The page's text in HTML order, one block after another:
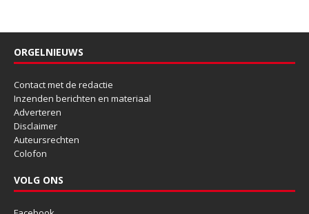
ORGELNIEUWS
Contact met de redactie
Inzenden berichten en materiaal
Adverteren
Disclaimer
Auteursrechten
Colofon
VOLG ONS